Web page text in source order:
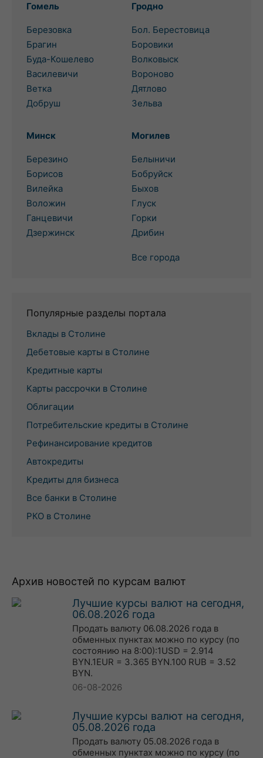
Гомель
Березовка
Брагин
Буда-Кошелево
Василевичи
Ветка
Добруш
Гродно
Бол. Берестовица
Боровики
Волковыск
Вороново
Дятлово
Зельва
Минск
Березино
Борисов
Вилейка
Воложин
Ганцевичи
Дзержинск
Могилев
Белыничи
Бобруйск
Быхов
Глуск
Горки
Дрибин
Все города
Популярные разделы портала
Вклады в Столине
Дебетовые карты в Столине
Кредитные карты
Карты рассрочки в Столине
Облигации
Потребительские кредиты в Столине
Рефинансирование кредитов
Автокредиты
Кредиты для бизнеса
Все банки в Столине
РКО в Столине
Архив новостей по курсам валют
Лучшие курсы валют на сегодня,
06.08.2026 года
Продать валюту 06.08.2026 года в
обменных пунктах можно по курсу (по
состоянию на 8:00):1USD = 2.914
BYN.1EUR = 3.365 BYN.100 RUB = 3.52
BYN.
06-08-2026
Лучшие курсы валют на сегодня,
05.08.2026 года
Продать валюту 05.08.2026 года в
обменных пунктах можно по курсу (по